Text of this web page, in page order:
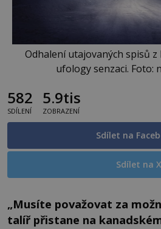
Odhalení utajovaných spisů z
ufology senzaci. Foto:
582
SDÍLENÍ
5.9tis
ZOBRAZENÍ
Sdílet na
Sdílet na X
„Musíte považovat za
talíř přistane na